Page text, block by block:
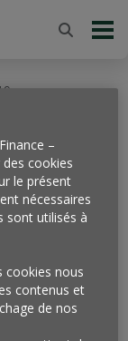
–
–
cookies
le présent
nécessaires
sont utilisés à
cookies nous
contenus et
de nos